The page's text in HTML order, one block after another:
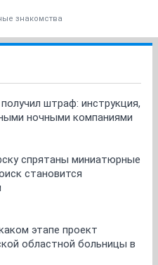
знакомства
штраф: инструкция,
ночными компаниями
спрятаны миниатюрные
становится
этапе проект
областной больницы в